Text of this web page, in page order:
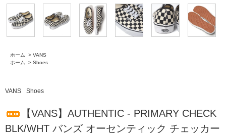
ホーム > VANS
ホーム
> Shoes
VANS Shoes
【VANS】AUTHENTIC - PRIMARY CHECK
BLK/WHT バンズ オーセンティック チェッカー